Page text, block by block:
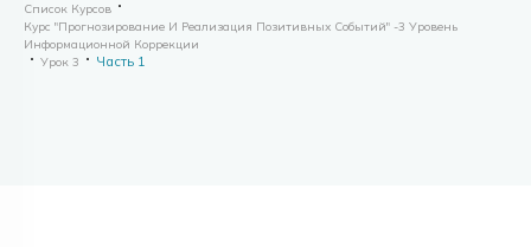
Список Курсов
Курс "Прогнозирование И Реализация Позитивных Событий" -3 Уровень
Информационной Коррекции
Урок 3
Часть 1